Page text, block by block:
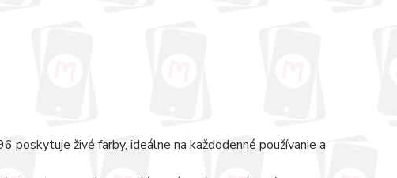
živé farby, ideálne na každodenné používanie a